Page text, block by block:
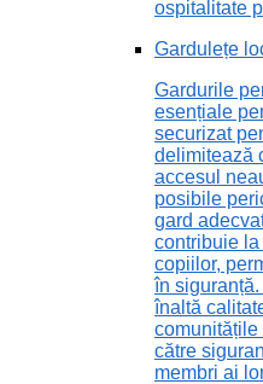
ospitalitate
Gardulețe
Gardurile
esențiale
securizat
delimitează
accesul
posibile
gard
contribuie
copiilor,
în
înaltă
către
membri ai